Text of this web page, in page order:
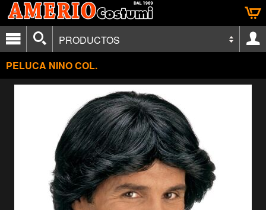
PRODUCTOS
PELUCA NINO COL.